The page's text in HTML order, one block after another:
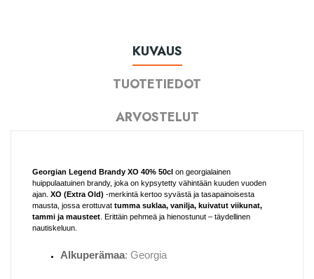
KUVAUS
TUOTETIEDOT
ARVOSTELUT
Georgian Legend Brandy XO 40% 50cl on georgialainen
huippulaatuinen brandy, joka on kypsytetty vähintään kuuden vuoden
ajan. XO (Extra Old) -merkintä kertoo syvästä ja tasapainoisesta
mausta, jossa erottuvat tumma suklaa, vanilja, kuivatut viikunat,
tammi ja mausteet . Erittäin pehmeä ja hienostunut – täydellinen
nautiskeluun.
Alkuperämaa: Georgia